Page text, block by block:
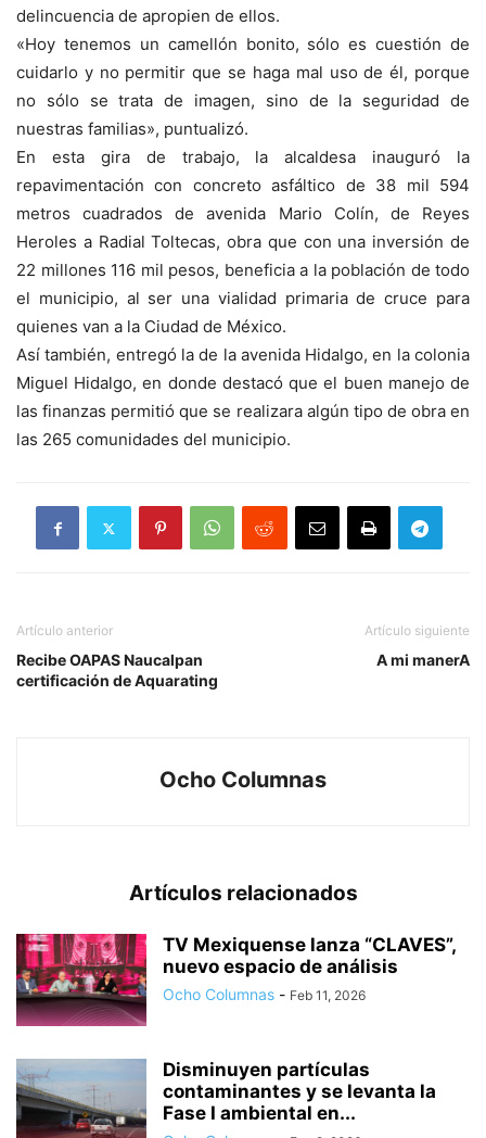
delincuencia de apropien de ellos.
«Hoy tenemos un camellón bonito, sólo es cuestión de
cuidarlo y no permitir que se haga mal uso de él, porque
no sólo se trata de imagen, sino de la seguridad de
nuestras familias», puntualizó.
En esta gira de trabajo, la alcaldesa inauguró la
repavimentación con concreto asfáltico de 38 mil 594
metros cuadrados de avenida Mario Colín, de Reyes
Heroles a Radial Toltecas, obra que con una inversión de
22 millones 116 mil pesos, beneficia a la población de todo
el municipio, al ser una vialidad primaria de cruce para
quienes van a la Ciudad de México.
Así también, entregó la de la avenida Hidalgo, en la colonia
Miguel Hidalgo, en donde destacó que el buen manejo de
las finanzas permitió que se realizara algún tipo de obra en
las 265 comunidades del municipio.
Artículo anterior
Recibe OAPAS Naucalpan
certificación de Aquarating
Artículo siguiente
A mi manerA
Ocho Columnas
Artículos relacionados
TV Mexiquense lanza “CLAVES”,
nuevo espacio de análisis
Ocho Columnas - Feb 11, 2026
Disminuyen partículas
contaminantes y se levanta la
Fase I ambiental en...